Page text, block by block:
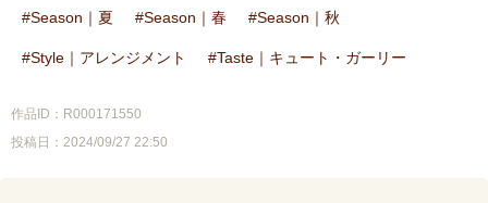
Season｜夏 Season｜春 Season｜秋
Style｜アレンジメント Taste｜キュート・ガーリー
作品ID：R000171550
投稿日：2024/09/27 22:50